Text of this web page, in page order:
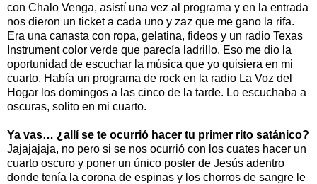
con Chalo Venga, asistí una vez al programa y en la entrada
nos dieron un ticket a cada uno y zaz que me gano la rifa.
Era una canasta con ropa, gelatina, fideos y un radio Texas
Instrument color verde que parecía ladrillo. Eso me dio la
oportunidad de escuchar la música que yo quisiera en mi
cuarto. Había un programa de rock en la radio La Voz del
Hogar los domingos a las cinco de la tarde. Lo escuchaba a
oscuras, solito en mi cuarto.
Ya vas… ¿allí se te ocurrió hacer tu primer rito satánico?
Jajajajaja, no pero si se nos ocurrió con los cuates hacer un
cuarto oscuro y poner un único poster de Jesús adentro
donde tenía la corona de espinas y los chorros de sangre le